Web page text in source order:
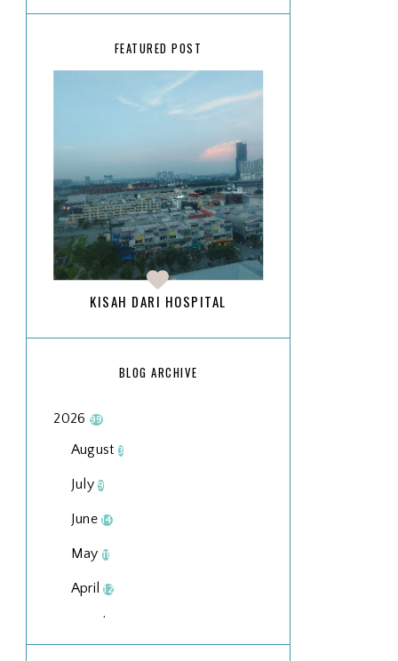
FEATURED POST
KISAH DARI HOSPITAL
BLOG ARCHIVE
2026 99
August 3
July9
June14
May 11
April12
March